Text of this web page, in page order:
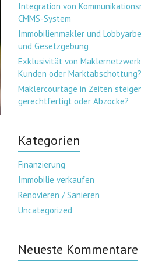
Integration von
CMMS-System
Immobilienmakler und
und Gesetzgebung
Exklusivität von
Kunden oder Marktabschottung?
Maklercourtage in Zeiten
gerechtfertigt oder Abzocke?
Kategorien
Finanzierung
Immobilie verkaufen
Renovieren / Sanieren
Uncategorized
Neueste Kommentare